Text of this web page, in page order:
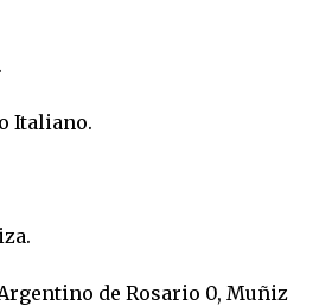
Italiano.
de Rosario 0, Muñiz